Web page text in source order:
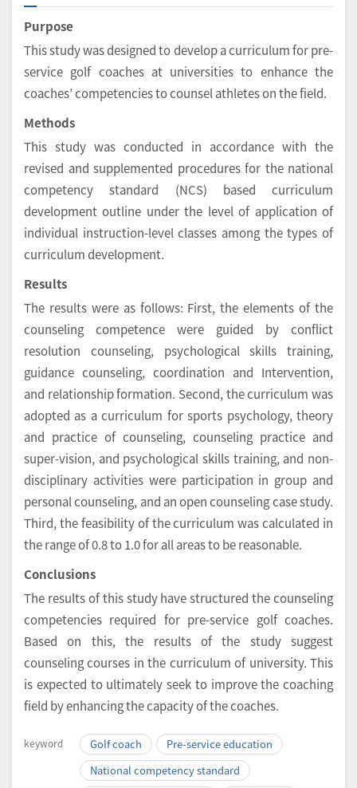
Purpose
This study was designed to develop a curriculum for pre-
service golf coaches at universities to enhance the
coaches’ competencies to counsel athletes on the field.
Methods
This study was conducted in accordance with the
revised and supplemented procedures for the national
competency standard (NCS) based curriculum
development outline under the level of application of
individual instruction-level classes among the types of
curriculum development.
Results
The results were as follows: First, the elements of the
counseling competence were guided by conflict
resolution counseling, psychological skills training,
guidance counseling, coordination and Intervention,
and relationship formation. Second, the curriculum was
adopted as a curriculum for sports psychology, theory
and practice of counseling, counseling practice and
super-vision, and psychological skills training, and non-
disciplinary activities were participation in group and
personal counseling, and an open counseling case study.
Third, the feasibility of the curriculum was calculated in
the range of 0.8 to 1.0 for all areas to be reasonable.
Conclusions
The results of this study have structured the counseling
competencies required for pre-service golf coaches.
Based on this, the results of the study suggest
counseling courses in the curriculum of university. This
is expected to ultimately seek to improve the coaching
field by enhancing the capacity of the coaches.
keyword Golf coach
Pre-service education
National competency standard